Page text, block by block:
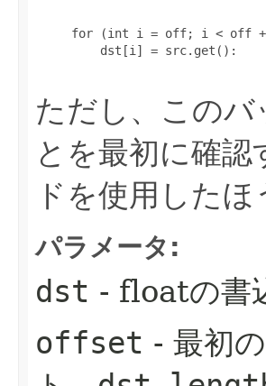
for (int i = off; i < off
         dst[i] = src.get():
ただし、この
とを最初に確
ドを使用した
パラメータ:
dst - floatの書
offset - 最初